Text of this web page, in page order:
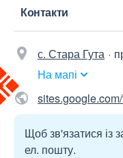
Контакти
с. Стара Гута
На мапі
Щоб зв'язатися із
ел. пошту.